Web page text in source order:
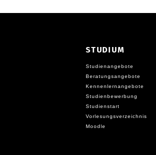
STUDIUM
Studienangebote
Beratungsangebote
Kennenlernangebote
Studienbewerbung
Studienstart
Vorlesungsverzeichnis
Moodle